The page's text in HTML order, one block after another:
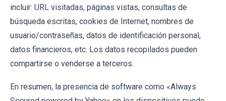
incluir: URL visitadas, páginas vistas, consultas de
búsqueda escritas, cookies de Internet, nombres de
usuario/contraseñas, datos de identificación personal,
datos financieros, etc. Los datos recopilados pueden
compartirse o venderse a terceros.
En resumen, la presencia de software como «Always